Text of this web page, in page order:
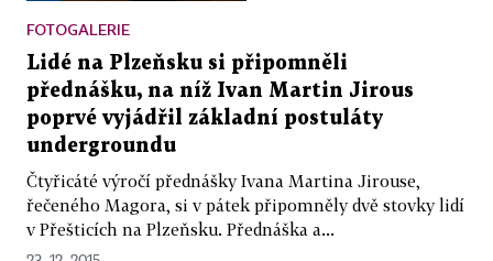
FOTOGALERIE
Lidé na Plzeňsku si připomněli
přednášku, na níž Ivan Martin Jirous
poprvé vyjádřil základní postuláty
undergroundu
Čtyřicáté výročí přednášky Ivana Martina Jirouse,
řečeného Magora, si v pátek připomněly dvě stovky lidí
v Přešticích na Plzeňsku. Přednáška a...